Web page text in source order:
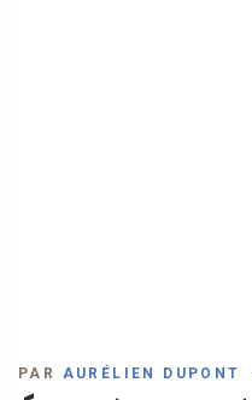
PAR AURÉLIEN DUPONT